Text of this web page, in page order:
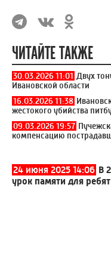
ЧИТАЙТЕ ТАКЖЕ
30.03.2026 11:01 Двух
Ивановской области
16.03.2026 11:38
жестокого убийства
09.03.2026 19:57
компенсацию
24 июня 2025 14:06 В
урок памяти для